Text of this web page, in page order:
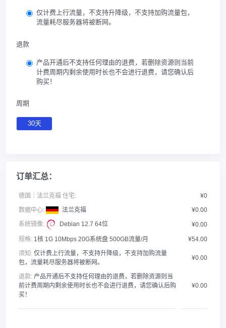
仅计费上行流量，不支持升降级，不支持加购流量包，
流量耗尽服务器将被断网。
退款
产品开通后不支持任何理由的退费，若删除资源则当前
计费周期内剩余使用时长也不会进行退费，请您确认后
购买！
周期
30天
订单汇总：
德国｜法兰克福 住宅:
¥0
数据中心:
法兰克福 ¥0.00
系统镜像: Debian 12.7 64位 ¥0.00
规格: 1核 1G 10Mbps 20G系统盘 500GB流量/月
¥54.00
须知: 仅计费上行流量，不支持升降级，不支持加购流量
包，流量耗尽服务器将被断网。
¥0.00
退款: 产品开通后不支持任何理由的退费，若删除资源则当
前计费周期内剩余使用时长也不会进行退费，请您确认后购
买！
¥0.00